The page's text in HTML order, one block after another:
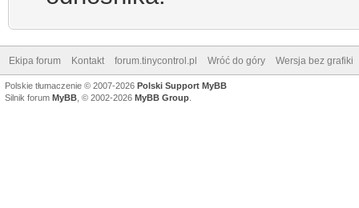
Ekipa forum Kontakt forum.tinycontrol.pl Wróć do góry Wersja bez grafiki
Polskie tłumaczenie © 2007-2026 Polski Support MyBB
Silnik forum MyBB , © 2002-2026 MyBB Group